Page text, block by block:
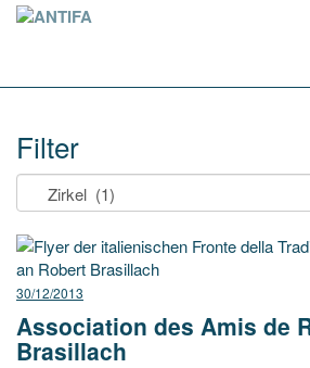
Filter
30/12/2013
Association des Amis de
Brasillach